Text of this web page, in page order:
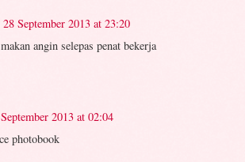
28 September 2013 at 23:20
angin selepas penat bekerja
2013 at 02:04
photobook